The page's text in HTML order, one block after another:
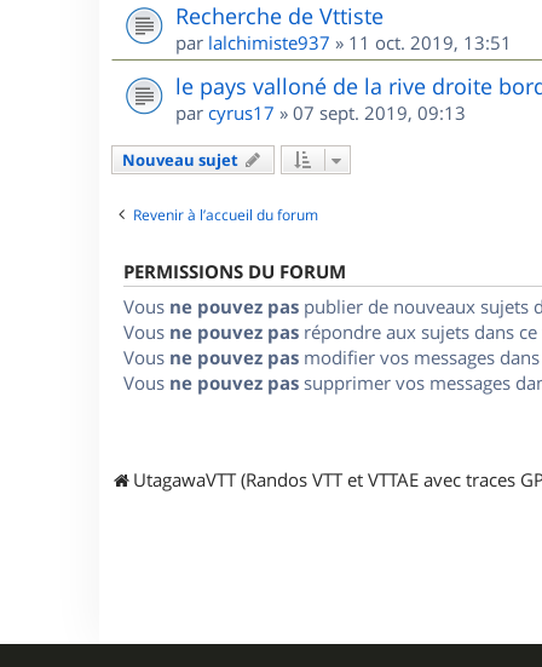
Recherche de Vttiste
par lalchimiste937 » 11 oct. 2019, 13:51
le pays valloné de la rive droite
par cyrus17 » 07 sept. 2019, 09:13
Nouveau sujet
Revenir à l’accueil du forum
PERMISSIONS DU FORUM
Vous ne pouvez pas publier de nouveaux sujets
Vous ne pouvez pas répondre aux sujets dans
Vous ne pouvez pas modifier vos messages
Vous ne pouvez pas supprimer vos messages
UtagawaVTT (Randos VTT et VTTAE avec traces